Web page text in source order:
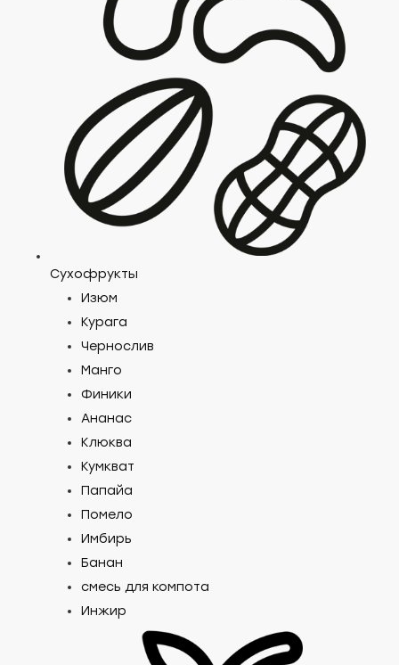
Сухофрукты
Изюм
Курага
Чернослив
Манго
Финики
Ананас
Клюква
Кумкват
Папайа
Помело
Имбирь
Банан
смесь для компота
Инжир